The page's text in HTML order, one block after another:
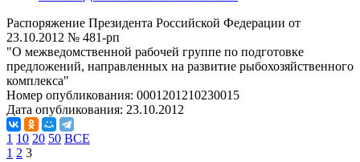
Распоряжение Президента Российской Федерации от
23.10.2012 № 481-рп
"О межведомственной рабочей группе по подготовке
предложений, направленных на развитие рыбохозяйственного
комплекса"
Номер опубликования: 0001201210230015
Дата опубликования: 23.10.2012
1 10 20 50 ВСЕ
1 2 3